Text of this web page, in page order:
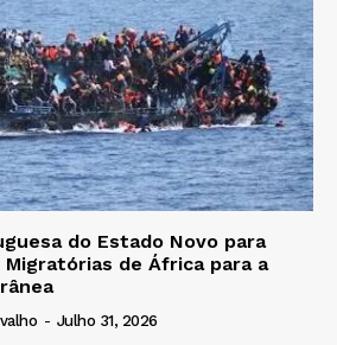
do Estado Novo para
Migratórias de África para a
- Julho 31, 2026